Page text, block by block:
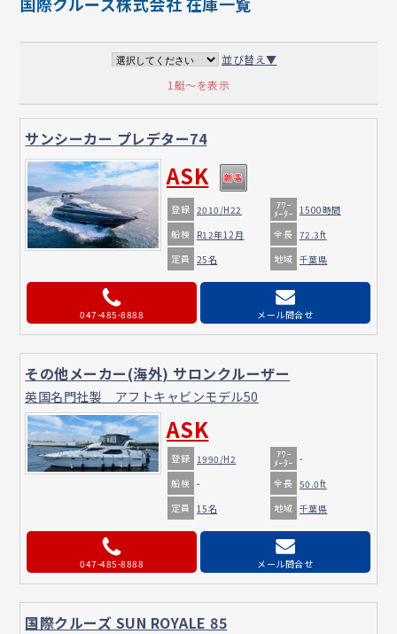
並び替え▼
1艇～を表示
サンシーカー プレデター74
ASK
登録 2010/H22 ｱﾜｰ
ﾒｰﾀｰ 1500時間
船検
R12年12月 全長 72.3ft
定員 25名 地域 千葉県
047-485-8888 メール問合せ
その他メーカー(海外) サロンクルーザー
英国名門社製 アフトキャビンモデル50
ASK
登録 1990/H2 ｱﾜｰ
ﾒｰﾀｰ -
船検 - 全長 50.0ft
定員 15名 地域 千葉県
047-485-8888 メール問合せ
国際クルーズ SUN ROYALE 85